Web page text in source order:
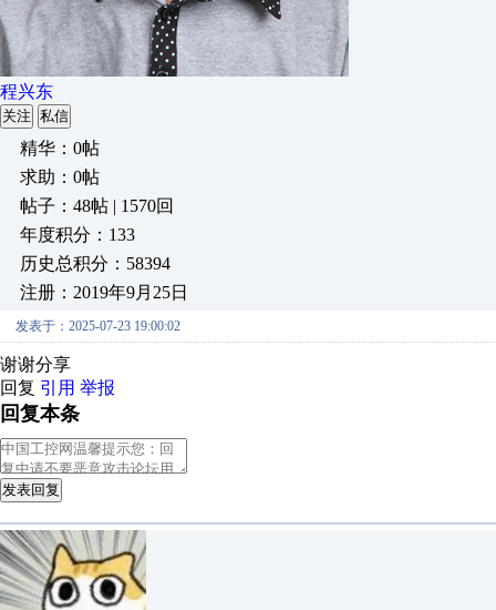
程兴东
关注 私信
精华：0帖
求助：0帖
帖子：48帖 | 1570回
年度积分：133
历史总积分：58394
注册：2019年9月25日
发表于：2025-07-23 19:00:02
谢谢分享
回复 引用 举报
回复本条
发表回复